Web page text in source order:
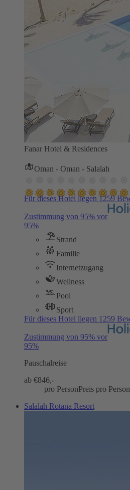
Fanar Hotel & Residences
Oman - Oman - Salalah
Für dieses Hotel liegen 1259
Zustimmung von 95% vor
95%
Strand
Familie
Internetzugang
Wellness
Pool
Sport
Für dieses Hotel liegen 1259
Zustimmung von 95% vor
95%
Pauschalreise
ab €846,-
pro PersonPreis pro Person
Salalah Rotana Resort